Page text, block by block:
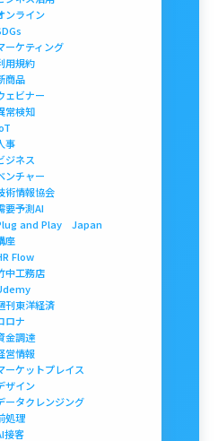
ンライン
ーケティング
用規約
商品
ェビナー
常検知
事
ジネス
ンチャー
術情報協会
要予測AI
and Play Japan
座
Flow
中工務店
刊東洋経済
ロナ
金調達
営情報
ーケットプレイス
ザイン
ータクレンジング
処理
接客